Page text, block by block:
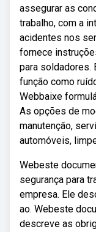
assegurar as
trabalho, com a
acidentes nos
fornece
para soldadores.
função como
Webbaixe
As opções de
manutenção,
automóveis,
Webeste
segurança para
empresa. Ele
ao. Webeste
descreve as